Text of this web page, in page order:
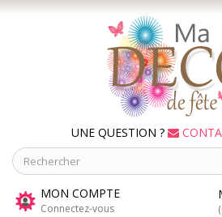
UNE QUESTION ?
MON COMPTE
Connectez-vous